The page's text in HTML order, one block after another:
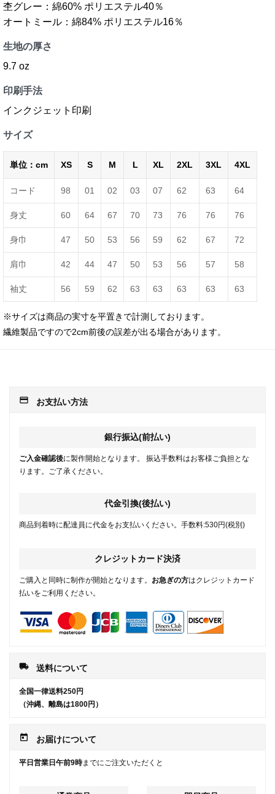
杢グレー：綿60% ポリエステル40％
オートミール：綿84% ポリエステル16％
生地の厚さ
9.7 oz
印刷手法
インクジェット印刷
サイズ
単位：cm XS S M L XL 2XL 3XL 4XL
コード 98 01 02 03 07 62 63 64
身丈 60 64 67 70 73 76 76 76
身巾 47 50 53 56 59 62 67 72
肩巾 42 44 47 50 53 56 57 58
袖丈 56 59 62 63 63 63 63 63
※サイズは商品の実寸を平置きで計測しております。
繊維製品ですので2cm前後の誤差が出る場合があります。
payment お支払い方法
銀行振込(前払い)
ご入金確認後に製作開始となります。 振込手数料はお客様ご負担とな
ります。ご了承ください。
代金引換(後払い)
商品到着時に配達員に代金をお支払いください。手数料:530円(税別)
クレジットカード決済
ご購入と同時に制作が開始となります。 お急ぎの方はクレジットカード
払いをご利用ください。
local_shipping 送料について
全国一律送料250円
（沖縄、離島は1800円）
today お届けについて
平日営業日午前9時までにご注文いただくと